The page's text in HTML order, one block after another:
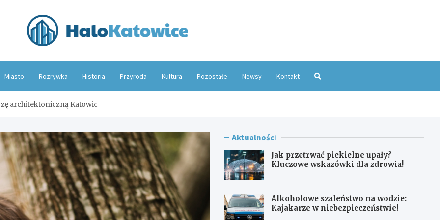
Miasto Rozrywka Historia Przyroda Kultura Pozostałe Newsy Kontakt
architektoniczną Katowic
Aktualności
Jak przetrwać piekielne upały?
Kluczowe wskazówki dla zdrowia!
Alkoholowe szaleństwo na wodzie:
Kajakarze w niebezpieczeństwie!